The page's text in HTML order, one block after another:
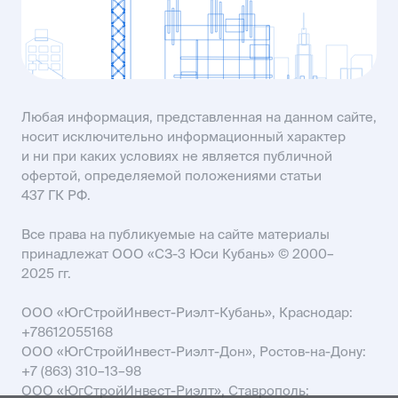
SALES61@USIMAIL.RU
Любая информация, представленная на данном сайте,
носит исключительно информационный характер
и ни при каких условиях не является публичной
офертой, определяемой положениями статьи
437 ГК РФ.
Все права на публикуемые на сайте материалы
принадлежат ООО «СЗ-3 Юси Кубань» © 2000–
2025 гг.
ООО «ЮгСтройИнвест-Риэлт-Кубань», Краснодар:
+78612055168
ООО «ЮгСтройИнвест-Риэлт-Дон», Ростов-на-Дону:
+7 (863) 310–13–98
ООО «ЮгСтройИнвест-Риэлт», Ставрополь: